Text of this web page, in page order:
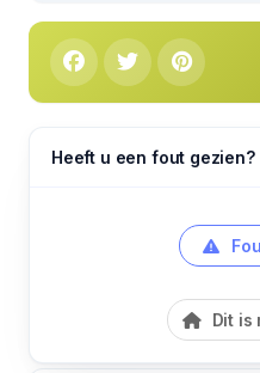
Heeft u een fout gezien?
Dit is